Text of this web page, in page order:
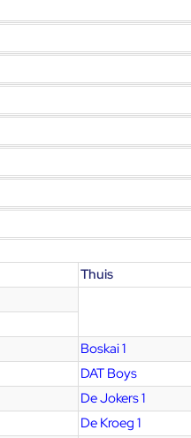
Thuis
Boskai 1
DAT Boys
De Jokers 1
De Kroeg 1